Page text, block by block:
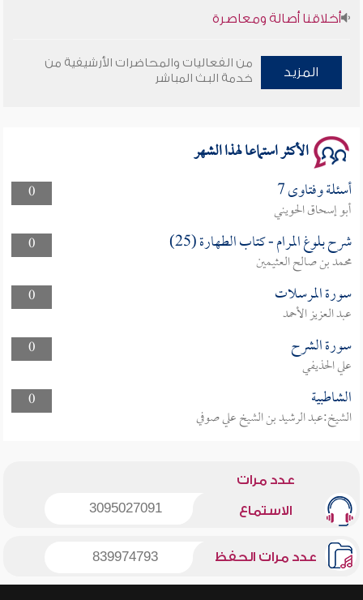
سلسلة محاضرات نفحات رمضانية 1444هـ
المزيد
من الفعاليات والمحاضرات الأرشيفية من
خدمة البث المباشر
الأكثر استماعا لهذا الشهر
0 أسئلة وفتاوى 7
أبو إسحاق الحويني
0
شرح بلوغ المرام - كتاب الطهارة (25)
محمد بن صالح العثيمين
0
سورة المرسلات
عبد العزيز الأحمد
0
سورة الشرح
علي الحذيفي
0
الشاطبية
الشيخ:عبد الرشيد بن الشيخ علي صوفي
عدد مرات
الاستماع 3095027091
عدد مرات الحفظ 839974793